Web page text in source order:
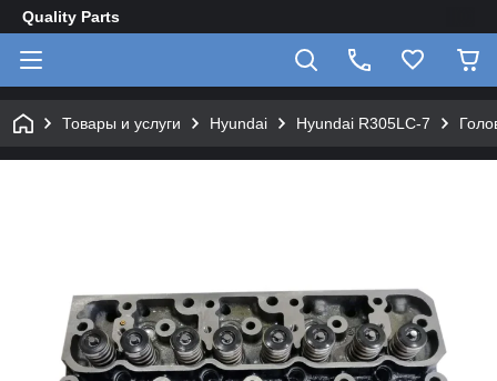
Quality Parts
Товары и услуги Hyundai Hyundai R305LC-7